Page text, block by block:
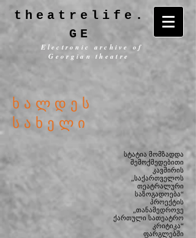
theatrelife.
GE
Electronic archive of
Georgian theatre
ხალდეს
სახელი
სტატია მომზადდა
შემოქმედებითი
კავშირის
„საქართველოს
თეატრალური
საზოგადოება“
პროექტის
„თანამედროვე
ქართული სათეატრო
კრიტიკა“
ფარგლებში